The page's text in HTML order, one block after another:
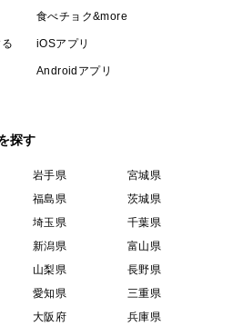
食べチョク&more
iOSアプリ
Androidアプリ
探す
岩手県
宮城県
福島県
茨城県
埼玉県
千葉県
新潟県
富山県
山梨県
長野県
愛知県
三重県
大阪府 兵庫県